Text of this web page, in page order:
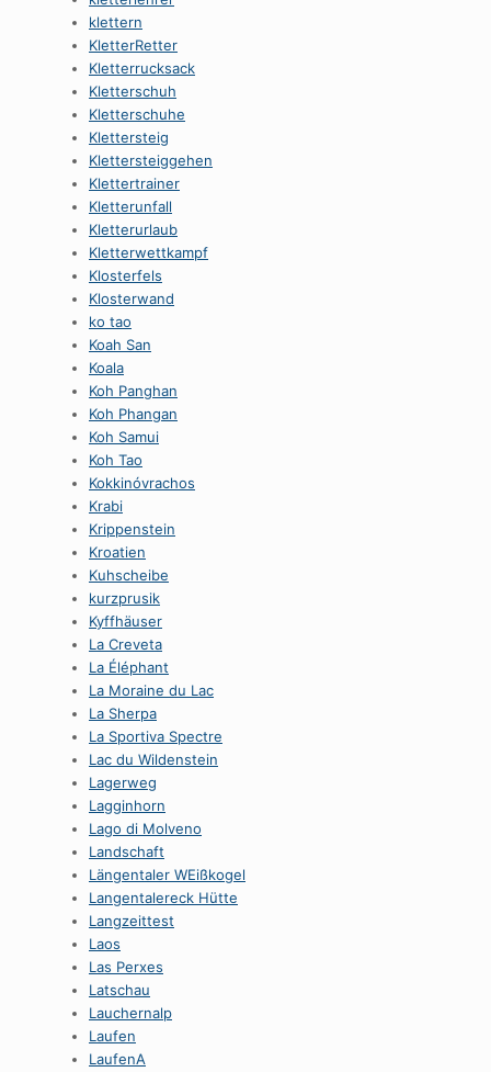
klettern
KletterRetter
Kletterrucksack
Kletterschuh
Kletterschuhe
Klettersteig
Klettersteiggehen
Klettertrainer
Kletterunfall
Kletterurlaub
Kletterwettkampf
Klosterfels
Klosterwand
ko tao
Koah San
Koala
Koh Panghan
Koh Phangan
Koh Samui
Koh Tao
Kokkinóvrachos
Krabi
Krippenstein
Kroatien
Kuhscheibe
kurzprusik
Kyffhäuser
La Creveta
La Éléphant
La Moraine du Lac
La Sherpa
La Sportiva Spectre
Lac du Wildenstein
Lagerweg
Lagginhorn
Lago di Molveno
Landschaft
Längentaler WEißkogel
Langentalereck Hütte
Langzeittest
Laos
Las Perxes
Latschau
Lauchernalp
Laufen
LaufenA